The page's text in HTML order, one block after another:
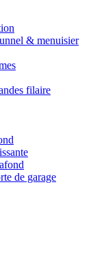
& menuisier
filaire
de garage